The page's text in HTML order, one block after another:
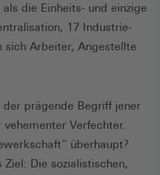
die Einheits- und einzige
17 Industrie-
sich Arbeiter, Angestellte
der prägende Begriff jener
Verfechter.
überhaupt?
Die sozialistischen,